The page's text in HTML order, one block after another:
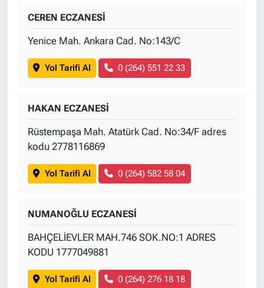
CEREN ECZANESİ
Yenice Mah. Ankara Cad. No:143/C
Yol Tarifi Al 0 (264) 551 22 33
HAKAN ECZANESİ
Rüstempaşa Mah. Atatürk Cad. No:34/F adres
kodu 2778116869
Yol Tarifi Al 0 (264) 582 58 04
NUMANOĞLU ECZANESİ
BAHÇELİEVLER MAH.746 SOK.NO:1 ADRES
KODU 1777049881
Yol Tarifi Al 0 (264) 276 18 18